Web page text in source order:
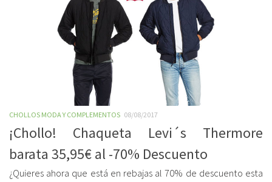
CHOLLOS MODA Y COMPLEMENTOS 08/08/2017
¡Chollo! Chaqueta Levi´s Thermore
barata 35,95€ al -70% Descuento
¿Quieres ahora que está en rebajas al 70% de descuento esta